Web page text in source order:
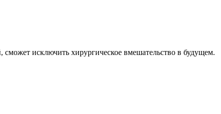
исключить хирургическое вмешательство в будущем.